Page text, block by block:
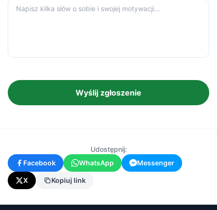
Wyślij zgłoszenie
Udostępnij:
Facebook
WhatsApp Messenger
X Kopiuj link